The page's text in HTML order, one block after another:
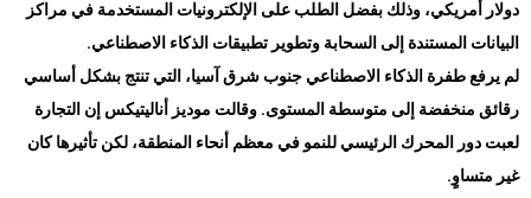
دولار أمريكي، وذلك بفضل الطلب على الإلكترونيات المستخدمة في مراكز
البيانات المستندة إلى السحابة وتطوير تطبيقات الذكاء الاصطناعي.
لم يرفع طفرة الذكاء الاصطناعي جنوب شرق آسيا، التي تنتج بشكل أساسي
رقائق منخفضة إلى متوسطة المستوى. وقالت موديز أناليتيكس إن التجارة
لعبت دور المحرك الرئيسي للنمو في معظم أنحاء المنطقة، لكن تأثيرها كان
غير متساوٍ.